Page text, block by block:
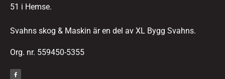
51 i Hemse.
Svahns skog & Maskin är en del av XL Bygg Svahns.
Org. nr. 559450-5355